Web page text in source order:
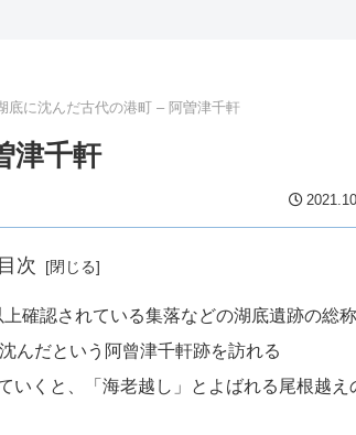
底に沈んだ古代の港町 – 阿曽津千軒
津千軒
目次
確認されている集落などの湖底遺跡の総称
んだという阿曾津千軒跡を訪れる
いくと、「海老越し」とよばれる尾根越え